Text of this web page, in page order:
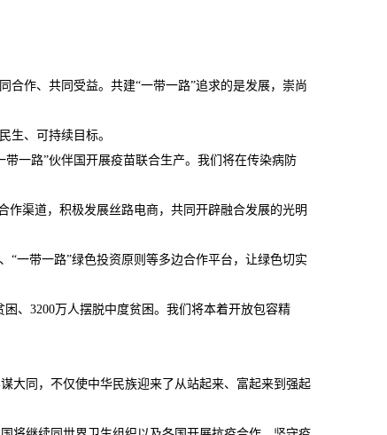
作、共同受益。共建“一带一路”追求的是发展，崇尚
、可持续目标。
一路”伙伴国开展疫苗联合生产。我们将在传染病防
渠道，积极发展丝路电商，共同开辟融合发展的光明
带一路”绿色投资原则等多边合作平台，让绿色切实
、3200万人摆脱中度贫困。我们将本着开放包容精
大同，不仅使中华民族迎来了从站起来、富起来到强起